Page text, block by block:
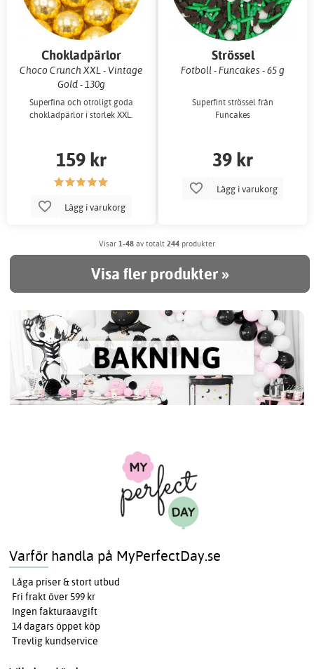
Chokladpärlor
Choco Crunch XXL - Vintage
Gold - 130g
Superfina och otroligt goda
chokladpärlor i storlek XXL.
159 kr
Lägg i varukorg
Strössel
Fotboll - Funcakes - 65 g
Superfint strössel från
Funcakes
39 kr
Lägg i varukorg
Visar 1-48 av totalt 244 produkter
Visa fler produkter »
Varför handla på MyPerfectDay.se
Låga priser & stort utbud
Fri frakt över 599 kr
Ingen fakturaavgift
14 dagars öppet köp
Trevlig kundservice